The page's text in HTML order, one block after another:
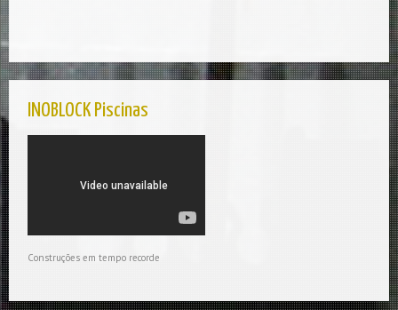
INOBLOCK Piscinas
Construções em tempo recorde